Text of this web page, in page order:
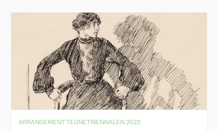
ARRANGEMENT TEGNETRIENNALEN 2023